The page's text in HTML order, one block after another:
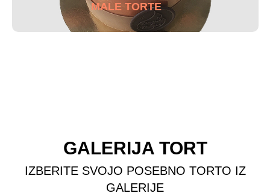
MALE TORTE
GALERIJA TORT
IZBERITE SVOJO POSEBNO TORTO IZ
GALERIJE